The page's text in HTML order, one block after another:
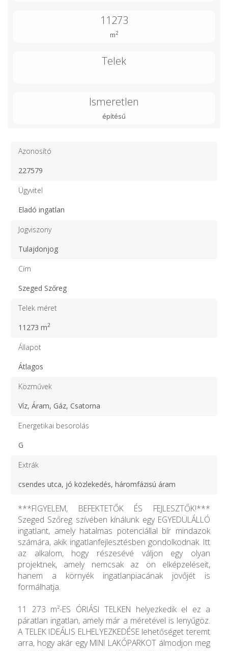
11273
m2
Telek
Ismeretlen
építésű
Azonosító
227579
Ügyvitel
Eladó ingatlan
Jogviszony
Tulajdonjog
Cím
Szeged Szőreg
Telek méret
11273 m2
Állapot
Átlagos
Közművek
Víz, Áram, Gáz, Csatorna
Energetikai besorolás
G
Extrák
csendes utca, jó közlekedés, háromfázisú áram
***FIGYELEM, BEFEKTETŐK ÉS FEJLESZTŐK!***
Szeged Szőreg szívében kínálunk egy EGYEDÜLÁLLÓ
ingatlant, amely hatalmas potenciállal bír mindazok
számára, akik ingatlanfejlesztésben gondolkodnak. Itt
az alkalom, hogy részesévé váljon egy olyan
projektnek, amely nemcsak az ön elképzeléseit,
hanem a környék ingatlanpiacának jövőjét is
formálhatja.
11 273 m²-ES ÓRIÁSI TELKEN helyezkedik el ez a
páratlan ingatlan, amely már a méretével is lenyűgöz.
A TELEK IDEÁLIS ELHELYEZKEDÉSE lehetőséget teremt
arra, hogy akár egy MINI LAKÓPARKOT álmodjon meg